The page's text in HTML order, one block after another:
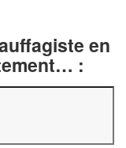
en
: